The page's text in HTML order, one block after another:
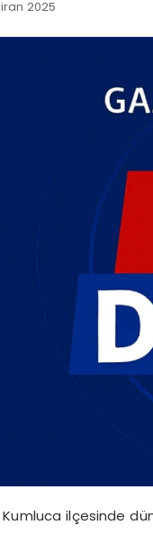
2025
Kumluca ilçesinde